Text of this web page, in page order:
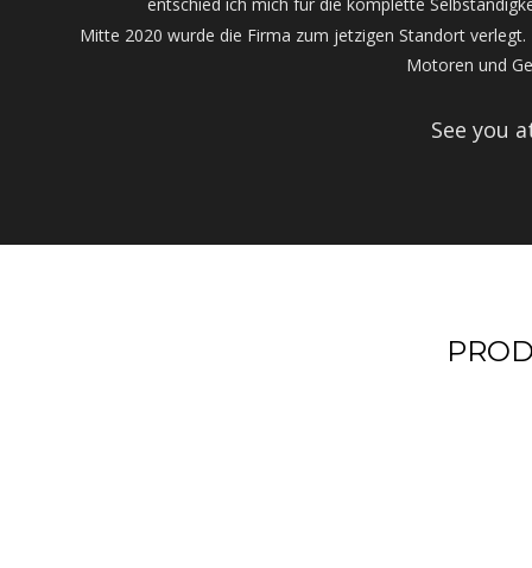
Mitte 2020 wurde die Firma zum jetzigen Standort
Motoren und
See you